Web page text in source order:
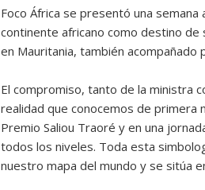
Foco África se presentó una
continente africano como destino
en Mauritania, también acompañado
El compromiso, tanto de la ministra
realidad que conocemos de primera
Premio Saliou Traoré y en una
todos los niveles. Toda esta
nuestro mapa del mundo y se sitúa